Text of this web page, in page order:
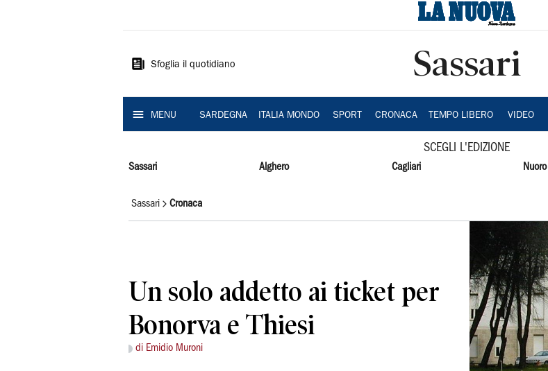
Sardegna
Sfoglia il quotidiano Sassari
MENU SARDEGNA ITALIA MONDO SPORT CRONACA TEMPO LIBERO VIDEO
SCEGLI L'EDIZIONE
Sassari Alghero Cagliari Nuoro
Sassari Cronaca
Un solo addetto ai ticket per
Bonorva e Thiesi
di Emidio Muroni